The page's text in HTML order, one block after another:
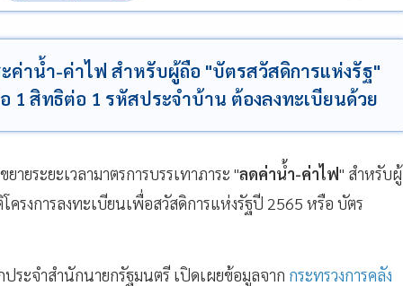
ค่าน้ำ-ค่าไฟ สำหรับผู้ถือ "บัตรสวัสดิการแห่งรัฐ"
1 สิทธิต่อ 1 รหัสประจำบ้าน ต้องลงทะเบียนด้วย
ยระยะเวลามาตรการบรรเทาภาระ "ลดค่าน้ำ-ค่าไฟ" สำหรับผู้
รงการลงทะเบียนเพื่อสวัสดิการแห่งรัฐปี 2565 หรือ บัตร
ประจำสำนักนายกรัฐมนตรี เปิดเผยข้อมูลจาก กระทรวงการคลัง